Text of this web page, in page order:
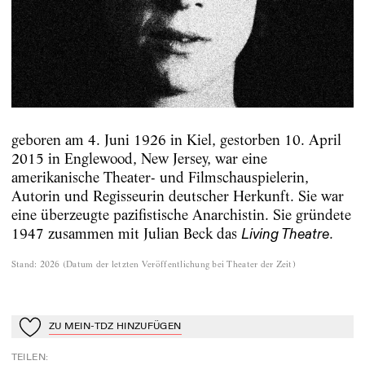
geboren am 4. Juni 1926 in Kiel, gestorben 10. April
2015 in Englewood, New Jersey, war eine
amerikanische Theater- und Filmschauspielerin,
Autorin und Regisseurin deutscher Herkunft. Sie war
eine überzeugte pazifistische Anarchistin. Sie gründete
1947 zusammen mit Julian Beck das Living Theatre.
Stand: 2026 ( Datum der letzten Veröffentlichung bei Theater der Zeit )
Zu Mein-TdZ hinzufügen
ZU MEIN-TDZ HINZUFÜGEN
TEILEN: